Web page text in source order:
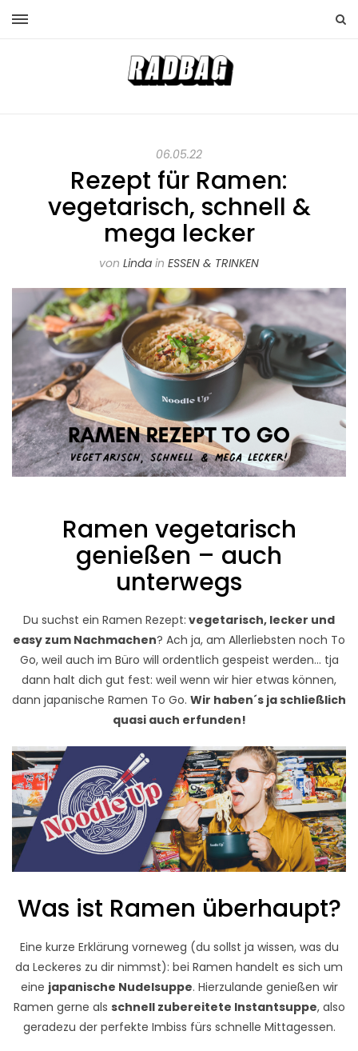
06.05.22
Rezept für Ramen:
vegetarisch, schnell &
mega lecker
von Linda in ESSEN & TRINKEN
Ramen vegetarisch
genießen – auch
unterwegs
Du suchst ein Ramen Rezept: vegetarisch, lecker und
easy zum Nachmachen? Ach ja, am Allerliebsten noch To
Go, weil auch im Büro will ordentlich gespeist werden… tja
dann halt dich gut fest: weil wenn wir hier etwas können,
dann japanische Ramen To Go. Wir haben´s ja schließlich
quasi auch erfunden!
Was ist Ramen überhaupt?
Eine kurze Erklärung vorneweg (du sollst ja wissen, was du
da Leckeres zu dir nimmst): bei Ramen handelt es sich um
eine japanische Nudelsuppe. Hierzulande genießen wir
Ramen gerne als schnell zubereitete Instantsuppe, also
geradezu der perfekte Imbiss fürs schnelle Mittagessen.